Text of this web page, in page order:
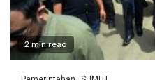
2 min read